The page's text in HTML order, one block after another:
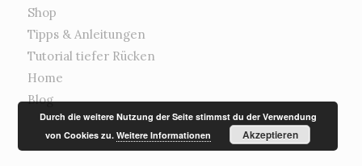
Shop
Tipps & Anleitungen
Tutorial tiefer Rücken
Home
Blog
Durch die weitere Nutzung der Seite stimmst du der Verwendung
von Cookies zu.Weitere Informationen Akzeptieren